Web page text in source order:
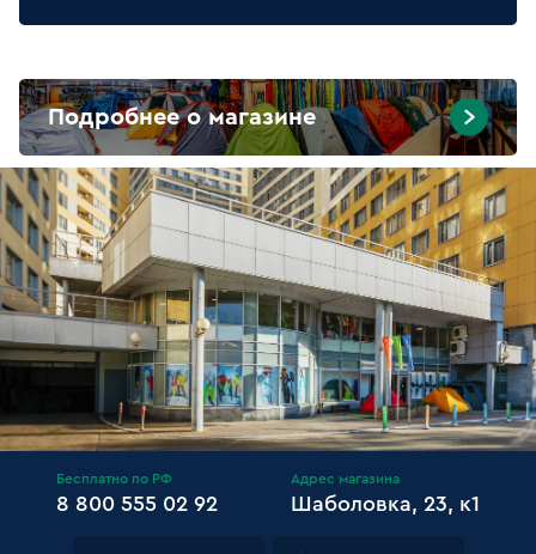
Подробнее о магазине
Бесплатно по РФ
8 800 555 02 92
Адрес магазина
Шаболовка, 23, к1